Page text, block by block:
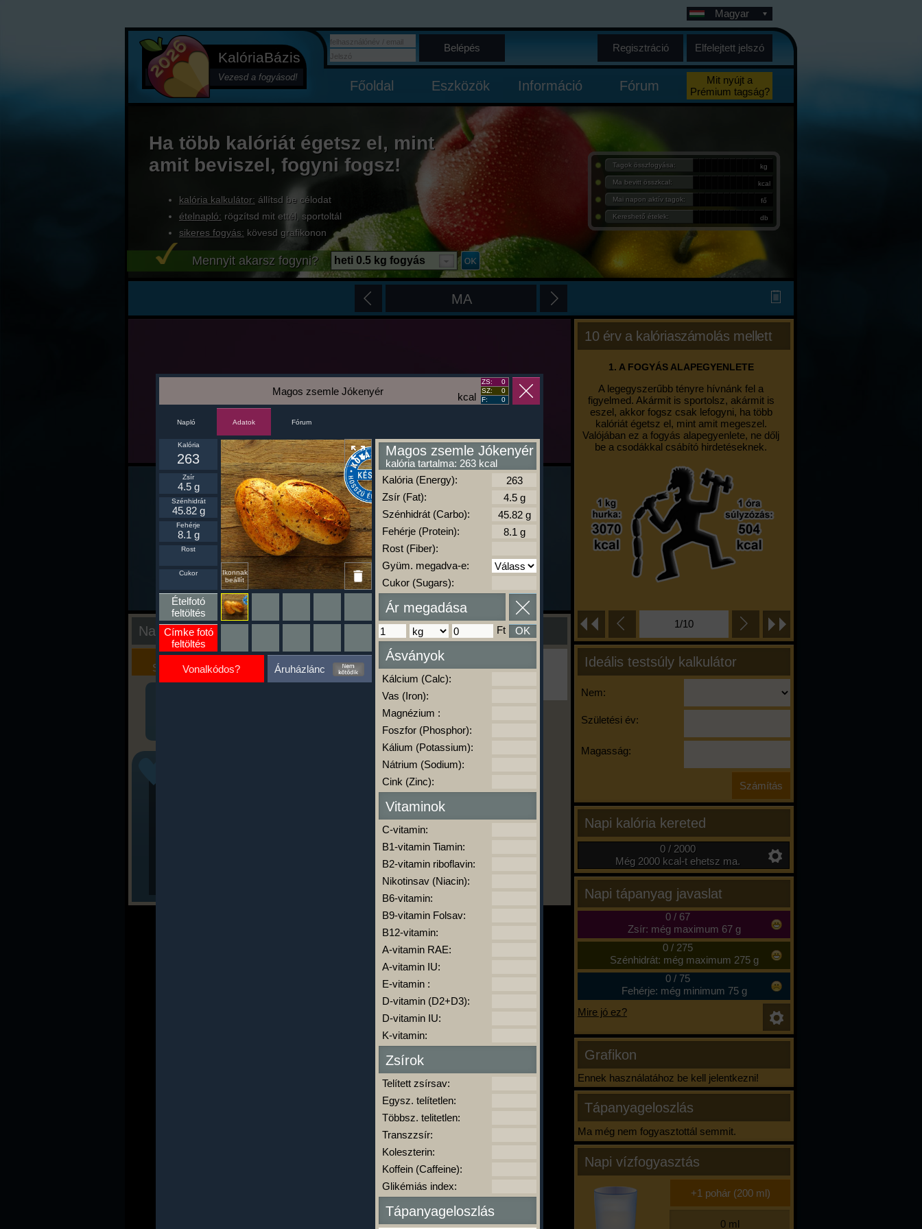
KalóriaBázis
Vezesd a fogyásod!
Magyar
Belépés Regisztráció Elfelejtett jelszó
Főoldal Eszközök Információ Fórum
Mit nyújt a
Prémium tagság?
Ha több kalóriát égetsz el, mint
amit beviszel, fogyni fogsz!
kalória kalkulátor: állítsd be célodat
ételnapló: rögzítsd mit ettél, sportoltál
sikeres fogyás: kövesd grafikonon
Tagok összfogyása: kg
Ma bevitt összkcal: kcal
Mai napon aktív tagok: fő
Kereshető ételek: db
Mennyit akarsz fogyni? heti 0.5 kg fogyás
MA
10 érv a kalóriaszámolás mellett
1. A FOGYÁS ALAPEGYENLETE
A legegyszerűbb tényre hívnánk fel a
figyelmed. Akármit is sportolsz, akármit is
eszel, akkor fogsz csak lefogyni, ha több
kalóriát égetsz el, mint amit megeszel.
Valójában ez a fogyás alapegyenlete, ne dőlj
be a csodákkal csábító hirdetéseknek.
1/10
Ideális testsúly kalkulátor
Nem:
Születési év:
Magasság:
Napi kalória kereted
0 / 2000
Még 2000 kcal-t ehetsz ma.
Napi tápanyag javaslat
0/ 67
Zsír: még maximum 67 g
0/ 275
Szénhidrát: még maximum 275 g
0/ 75
Fehérje: még minimum 75 g
Mire jó ez?
Grafikon
Ennek használatához be kell jelentkezni!
Tápanyageloszlás
Ma még nem fogyasztottál semmit.
Napi vízfogyasztás
Nap kiértékelése
Kalória
Szimulátor
Szöveges
Értékelés
Ha ma már nem eszel/sportolsz többet,
kattints a kiértékelésre!
A Kalória Szimulátor Prémium funkció.
-
kcal
Magos zsemle Jókenyér
ZS:
0
SZ:
0
F:
0
Napló Adatok Fórum
Ikonnak
beállít
Kalória
263
Zsír
4.5 g
Szénhidrát
45.82 g
Fehérje
8.1 g
Rost
Cukor
Ételfotó
feltöltés
Címke fotó
feltöltés
Vonalkódos? Áruházlánc
Magos zsemle Jókenyér
kalória tartalma: 263 kcal
Kalória (Energy):
Zsír (Fat):
Szénhidrát (Carbo):
Fehérje (Protein):
Rost (Fiber):
Gyüm. megadva-e:
Cukor (Sugars):
Ár megadása
Ft OK
Ásványok
Kálcium (Calc):
Vas (Iron):
Magnézium :
Foszfor (Phosphor):
Kálium (Potassium):
Nátrium (Sodium):
Cink (Zinc):
Vitaminok
C-vitamin:
B1-vitamin Tiamin:
B2-vitamin riboflavin:
Nikotinsav (Niacin):
B6-vitamin:
B9-vitamin Folsav:
B12-vitamin:
A-vitamin RAE:
A-vitamin IU:
E-vitamin :
D-vitamin (D2+D3):
D-vitamin IU:
K-vitamin:
Zsírok
Telített zsírsav:
Egysz. telítetlen:
Többsz. telitetlen:
Transzzsír:
Koleszterin:
Koffein (Caffeine):
Glikémiás index:
Tápanyageloszlás